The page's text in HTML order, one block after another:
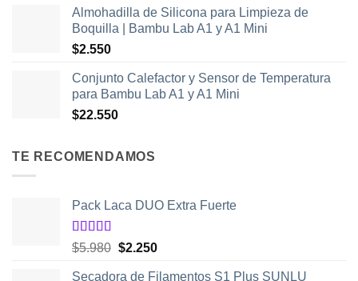
Almohadilla de Silicona para Limpieza de
Boquilla | Bambu Lab A1 y A1 Mini
$2.550
Conjunto Calefactor y Sensor de Temperatura
para Bambu Lab A1 y A1 Mini
$22.550
TE RECOMENDAMOS
Pack Laca DUO Extra Fuerte
Valorado
5
$5.980 El
$2.250El
Secadora de Filamentos S1 Plus SUNLU